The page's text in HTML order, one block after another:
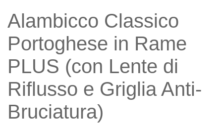
Alambicco Classico
Portoghese in Rame
PLUS (con Lente di
Riflusso e Griglia Anti-
Bruciatura)